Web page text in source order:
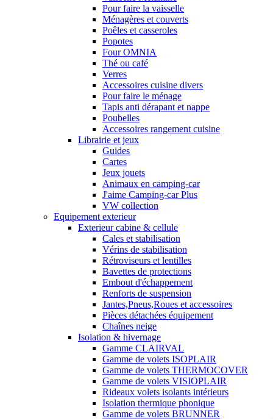
Pour faire la vaisselle
Ménagères et couverts
Poêles et casseroles
Popotes
Four OMNIA
Thé ou café
Verres
Accessoires cuisine divers
Pour faire le ménage
Tapis anti dérapant et nappe
Poubelles
Accessoires rangement cuisine
Librairie et jeux
Guides
Cartes
Jeux jouets
Animaux en camping-car
J'aime Camping-car Plus
VW collection
Equipement exterieur
Exterieur cabine & cellule
Cales et stabilisation
Vérins de stabilisation
Rétroviseurs et lentilles
Bavettes de protections
Embout d'échappement
Renforts de suspension
Jantes,Pneus,Roues et accessoires
Pièces détachées équipement
Chaînes neige
Isolation & hivernage
Gamme CLAIRVAL
Gamme de volets ISOPLAIR
Gamme de volets THERMOCOVER
Gamme de volets VISIOPLAIR
Rideaux volets isolants intérieurs
Isolation thermique phonique
Gamme de volets BRUNNER